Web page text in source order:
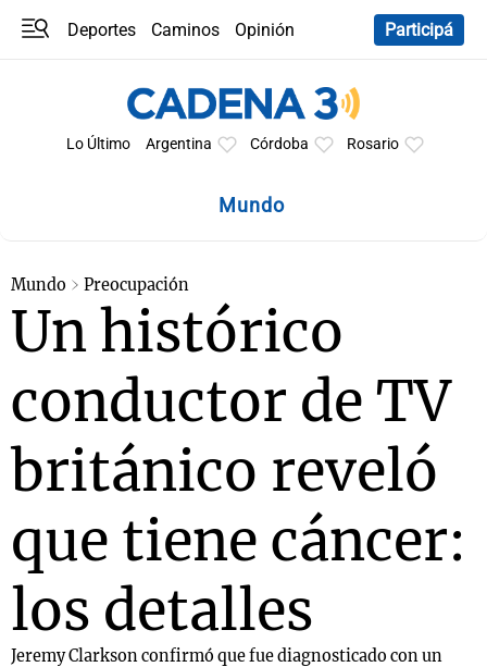
Deportes Caminos
Opinión
Participá
Lo Último Argentina Córdoba Rosario
Mundo
Mundo Preocupación
Un histórico
conductor de TV
británico reveló
que tiene cáncer:
los detalles
Jeremy Clarkson confirmó que fue diagnosticado con un